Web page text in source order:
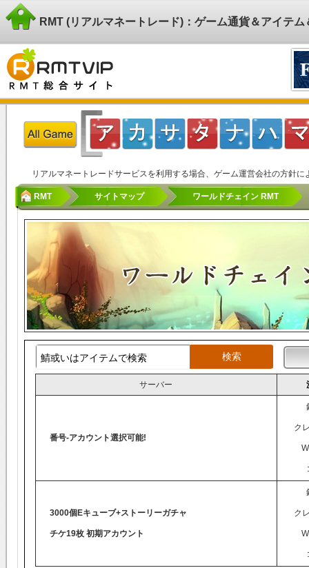
RMT (リアルマネートレード)：ゲーム通貨＆アイテ
リアルマネートレードサービスを利用する場合、ゲーム運営会社の方針
RMT サイトマップ ワールドチェイン RMT
サーバー
番号-アカウント選択可能!
ク
3000個Eキューブ+ストーリーガチャ
チケ19枚 初期アカウント
ク